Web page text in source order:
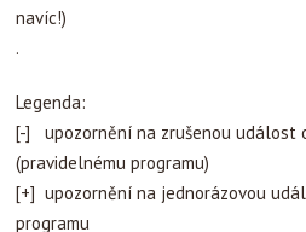
navíc!)
.
Legenda:
[-] upozornění na zrušenou událost
(pravidelnému programu)
[+] upozornění na jednorázovou
programu